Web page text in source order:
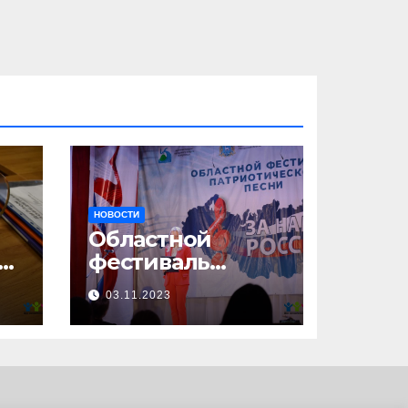
НОВОСТИ
Областной
фестиваль
патриотической
песни «За нами –
Россия!»
03.11.2023